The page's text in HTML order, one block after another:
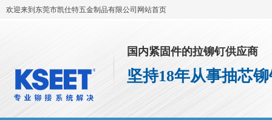
欢迎来到东莞市凯仕特五金制品有限公司网站首页
国内紧固件的拉铆钉供应商
坚持18年从事抽芯